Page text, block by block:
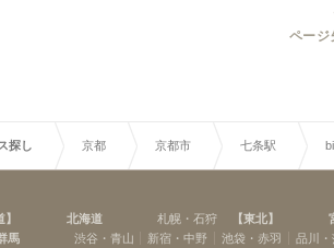
100年以上にわたる悠久の歴史
馳せつつ快適なシェアライフを
の制作を生業とされているオー
が、同じく国籍や男女を問わな
ページ
探し 京都 京都市 七条駅
】 北海道 札幌・石狩 【東北】
馬 渋谷・青山 新宿・中野 池袋・赤羽 品川・